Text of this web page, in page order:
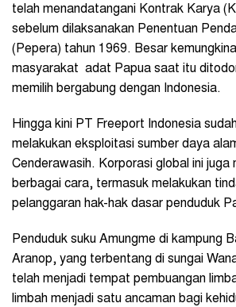
telah menandatangani Kontrak Karya
sebelum dilaksanakan Penentuan
(Pepera) tahun 1969. Besar
masyarakat adat Papua saat itu
memilih bergabung dengan Indonesia.
Hingga kini PT Freeport Indonesia
melakukan eksploitasi sumber daya
Cenderawasih. Korporasi global ini juga
berbagai cara, termasuk melakukan
pelanggaran hak-hak dasar penduduk
Penduduk suku Amungme di kampung
Aranop, yang terbentang di sungai
telah menjadi tempat pembuangan
limbah menjadi satu ancaman bagi